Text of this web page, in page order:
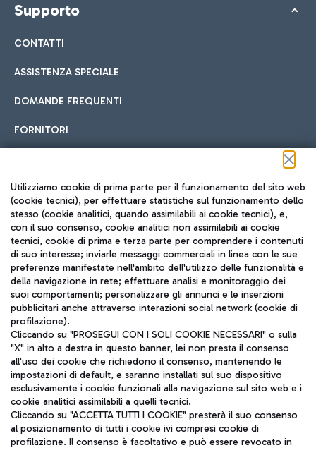
Supporto
CONTATTI
ASSISTENZA SPECIALE
DOMANDE FREQUENTI
FORNITORI
Seguici sui social
TRAVEL JOURNAL
ITA
Aeroporti di Roma S.p.A. - Società soggetta a direzione e
coordinamento di Mundys S.p.A.
Codice fiscale e Registro delle Imprese di Roma 13032990155 P.
IVA 06572251004
Utilizziamo cookie di prima parte per il funzionamento del sito web
(cookie tecnici), per effettuare statistiche sul funzionamento dello
stesso (cookie analitici, quando assimilabili ai cookie tecnici), e,
con il suo consenso, cookie analitici non assimilabili ai cookie
tecnici, cookie di prima e terza parte per comprendere i contenuti
di suo interesse; inviarle messaggi commerciali in linea con le sue
preferenze manifestate nell'ambito dell'utilizzo delle funzionalità e
della navigazione in rete; effettuare analisi e monitoraggio dei
suoi comportamenti; personalizzare gli annunci e le inserzioni
pubblicitari anche attraverso interazioni social network (cookie di
profilazione).
Cliccando su "PROSEGUI CON I SOLI COOKIE NECESSARI" o sulla
"X" in alto a destra in questo banner, lei non presta il consenso
all'uso dei cookie che richiedono il consenso, mantenendo le
impostazioni di default, e saranno installati sul suo dispositivo
esclusivamente i cookie funzionali alla navigazione sul sito web e i
cookie analitici assimilabili a quelli tecnici.
Cliccando su "ACCETTA TUTTI I COOKIE" presterà il suo consenso
al posizionamento di tutti i cookie ivi compresi cookie di
profilazione. Il consenso è facoltativo e può essere revocato in